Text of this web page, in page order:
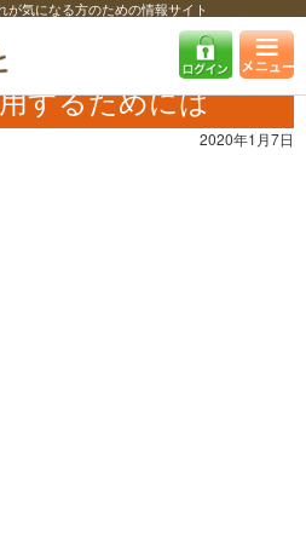
が気になる方のための情報サイト
ンタビュー コラム
介護医療院を利用
するためには
2020年1月7日